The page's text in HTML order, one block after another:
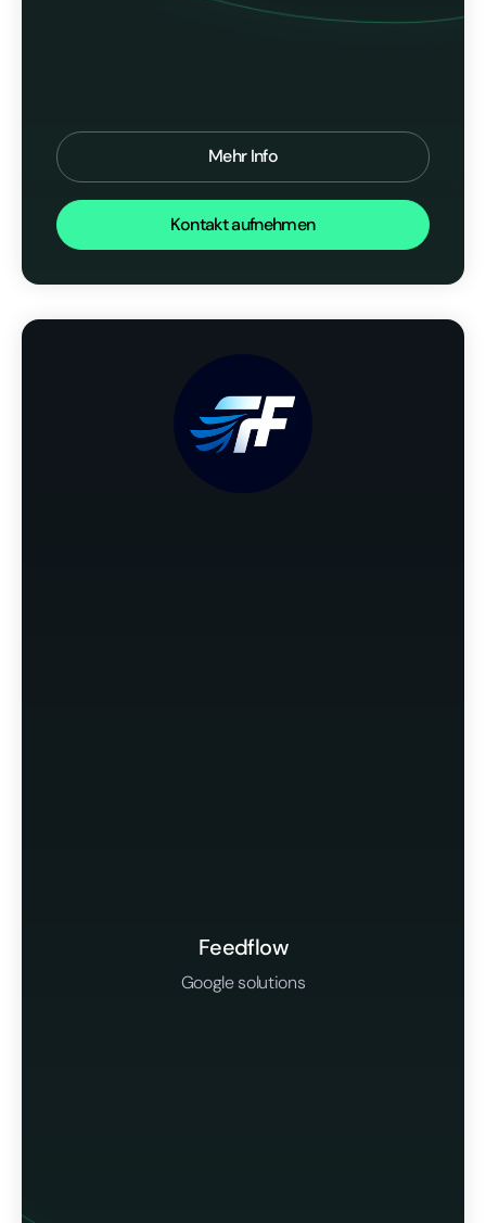
Mehr Info
Kontakt aufnehmen
Feedflow
Google solutions